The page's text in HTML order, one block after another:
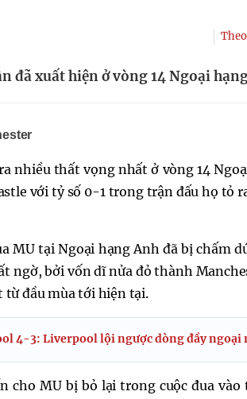
đã xuất hiện ở vòng 14 Ngoại
nhiều thất vọng nhất ở vòng 14
với tỷ số 0-1 trong trận đấu họ tỏ
MU tại Ngoại hạng Anh đã bị chấm
ngờ, bởi vốn dĩ nửa đỏ thành
đầu mùa tới hiện tại.
4-3: Liverpool lội ngược dòng đầy ngoại
cho MU bị bỏ lại trong cuộc đua vào